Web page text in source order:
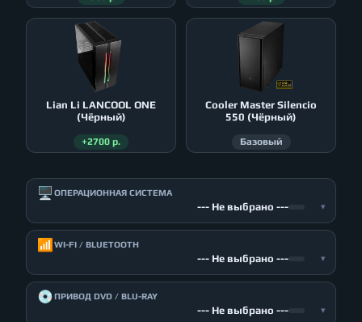
Lian Li LANCOOL ONE
(Чёрный)
+2700 р.
Cooler Master Silencio
550 (Чёрный)
Базовый
🖥️ ОПЕРАЦИОННАЯ СИСТЕМА
--- Не выбрано --- ▾
📶 WI-FI / BLUETOOTH
--- Не выбрано --- ▾
💿ПРИВОД DVD / BLU-RAY
--- Не выбрано --- ▾